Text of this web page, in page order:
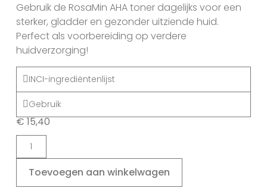
Gebruik de RosaMin AHA toner dagelijks voor een
sterker, gladder en gezonder uitziende huid.
Perfect als voorbereiding op verdere
huidverzorging!
INCI-ingrediëntenlijst
Gebruik
€15,40
Toevoegen aan winkelwagen